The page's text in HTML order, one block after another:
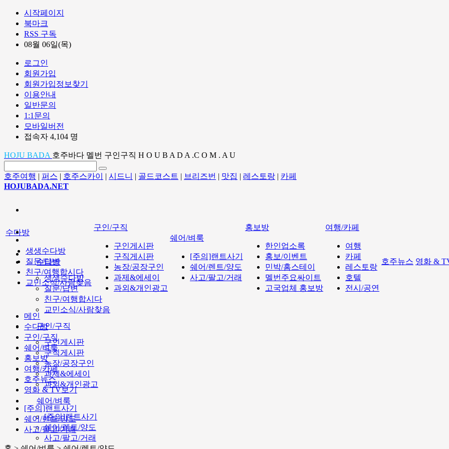
시작페이지
북마크
RSS 구독
08월 06일(목)
로그인
회원가입
회원가입정보찾기
이용안내
일반문의
1:1문의
모바일버전
접속자 4,104 명
HOJU BADA 호주바다 멜번 구인구직 H O U B A D A .C O M . A U
호주여행 | 퍼스 | 호주스카이 | 시드니 | 골드코스트 | 브리즈번 | 맛집 | 레스토랑 | 카페
HOJUBADA.NET
수다방
생생수다방
질문/답변
친구/여행합시다
교민소식/사람찾음
구인/구직
구인게시판
구직게시판
농장/공장구인
과제&에세이
과외&개인광고
쉐어/벼룩
[주의]랜트사기
쉐어/렌트/양도
사고/팔고/거래
수다방
생생수다방
질문/답변
친구/여행합시다
교민소식/사람찾음
구인/구직
구인게시판
구직게시판
농장/공장구인
과제&에세이
과외&개인광고
쉐어/벼룩
[주의]랜트사기
쉐어/렌트/양도
사고/팔고/거래
홍보방
한인업소록
홍보/이벤트
민박/홈스테이
멜번주요싸이트
고국업체 홍보방
여행/카페
여행
카페
레스토랑
호텔
전시/공연
호주뉴스 영화 &
메인
수다방
구인/구직
쉐어/벼룩
홍보방
여행/카페
호주뉴스
영화 & TV보기
[주의]랜트사기
쉐어/렌트/양도
사고/팔고/거래